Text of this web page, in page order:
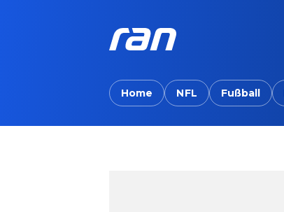
Home NFL Fußball